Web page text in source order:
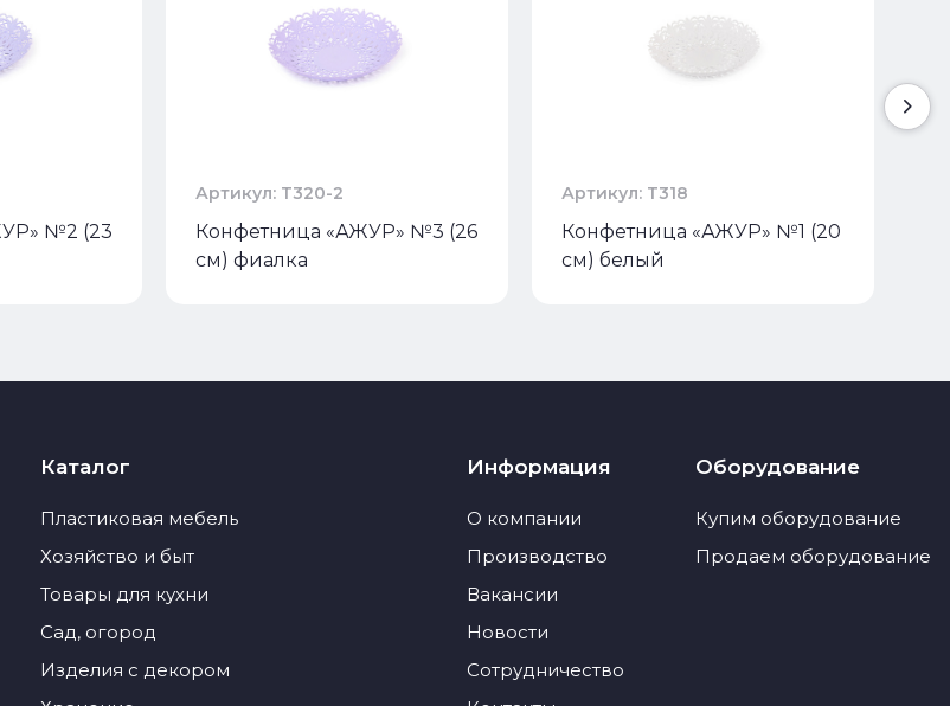
№2 (23
Артикул: Т320-2
Конфетница «АЖУР» №3 (26
см) фиалка
Артикул: Т318
Конфетница «АЖУР» №1 (20
см) белый
Каталог
Пластиковая мебель
Хозяйство и быт
Товары для кухни
Сад, огород
Изделия с декором
Информация
О компании
Производство
Вакансии
Новости
Сотрудничество
Оборудование
Купим оборудование
Продаем оборудование